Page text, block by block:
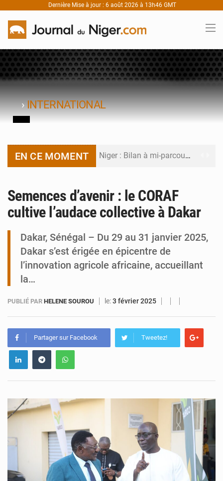
Dernière Mise à jour : 6 août 2026 à 13h46 GMT
›INTERNATIONAL
EN CE MOMENT Niger : Bilan à mi-parcours du Programme de Refondation
Niger : Abdoulaye Seydou en visite à la MCC de Malbaza
Semences d’avenir : le CORAF
cultive l’audace collective à Dakar
Dakar, Sénégal – Du 29 au 31 janvier 2025,
Dakar s’est érigée en épicentre de
l’innovation agricole africaine, accueillant
la…
PUBLIÉ PAR HELENE SOUROU le:3 février 2025
Partager sur Facebook Tweetez!